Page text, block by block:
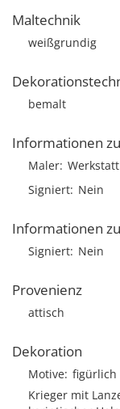
Maltechnik
weißgrundig
bemalt
Informationen
Maler
Signiert Nein
Informationen
Signiert Nein
Provenienz
attisch
Dekoration
Motive figürlich
Krieger mit